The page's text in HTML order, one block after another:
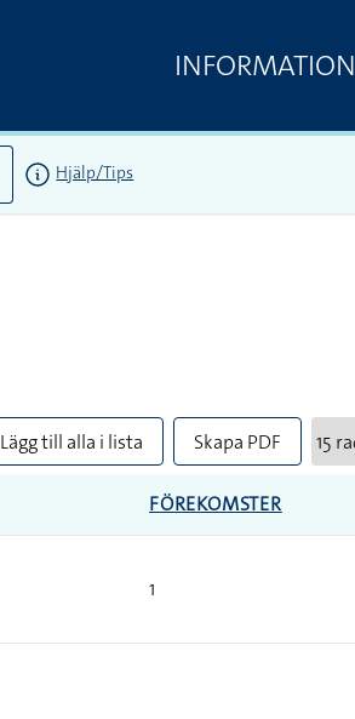
INFORMATION
Hjälp/Tips
Lägg till alla i lista Skapa PDF
FÖREKOMSTER
1